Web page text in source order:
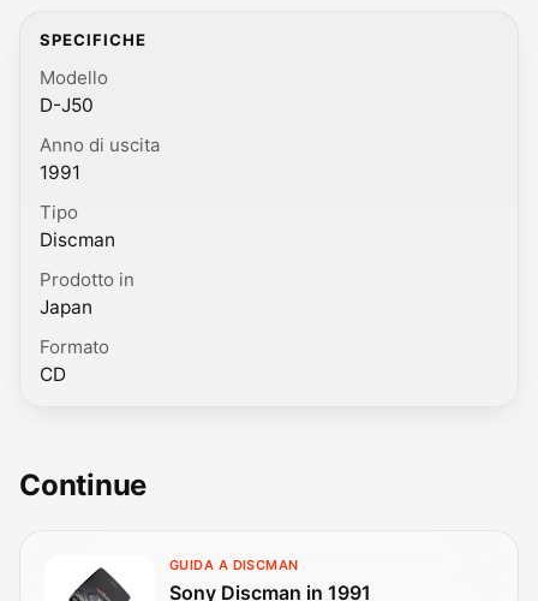
SPECIFICHE
Modello
D-J50
Anno di uscita
1991
Tipo
Discman
Prodotto in
Japan
Formato
CD
Continue
GUIDA A DISCMAN
Sony Discman in 1991